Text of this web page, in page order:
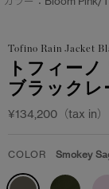
コレ
コレ
Tofino Rain Jacket
トフィー
ブラックレ
¥134,200（tax in）
COLOR Smokey